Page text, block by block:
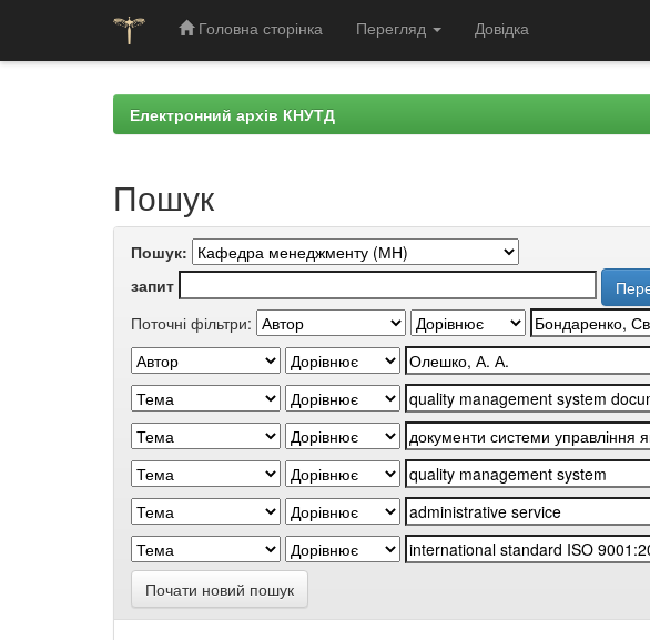
Головна сторінка Перегляд Довідка
Електронний архів КНУТД
Пошук
Пошук:
запит
Поточні фільтри:
Почати новий пошук